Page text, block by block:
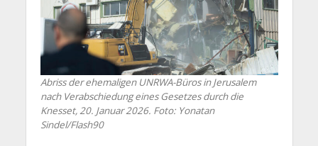
Abriss der ehemaligen UNRWA-Büros in Jerusalem
nach Verabschiedung eines Gesetzes durch die
Knesset, 20. Januar 2026. Foto: Yonatan
Sindel/Flash90